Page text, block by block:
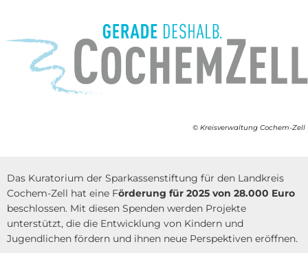
© Kreisverwaltung Cochem-Zell
Das Kuratorium der Sparkassenstiftung für den Landkreis
Cochem-Zell hat eine Förderung für 2025 von 28.000 Euro
beschlossen. Mit diesen Spenden werden Projekte
unterstützt, die die Entwicklung von Kindern und
Jugendlichen fördern und ihnen neue Perspektiven eröffnen.